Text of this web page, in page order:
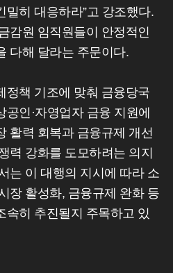
밀히 대응하라”고 강조했다.
감원 임직원들이 안정적인
다해 달라는 주문이다.
정책 기조에 맞춰 금융당국
인·자영업자 금융 지원에
활력 회복과 금융규제 개선
력 강화를 도모하려는 의지
는 이 대행의 지시에 따라 소
장 활성화, 금융규제 완화 등
속히 추진될지 주목하고 있